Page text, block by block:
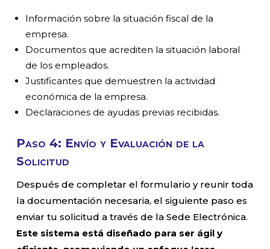
Información sobre la situación fiscal de la
empresa.
Documentos que acrediten la situación laboral
de los empleados.
Justificantes que demuestren la actividad
económica de la empresa.
Declaraciones de ayudas previas recibidas.
Paso 4: Envío y Evaluación de la
Solicitud
Después de completar el formulario y reunir toda
la documentación necesaria, el siguiente paso es
enviar tu solicitud a través de la Sede Electrónica.
Este sistema está diseñado para ser ágil y